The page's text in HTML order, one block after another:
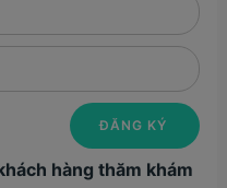
hàng thăm khám